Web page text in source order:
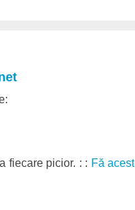
fiecare picior. : : Fă acest